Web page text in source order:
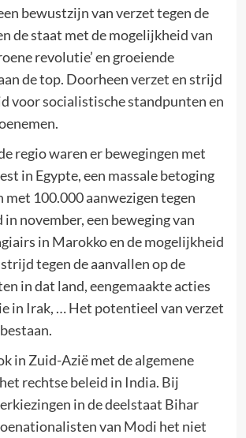
bewustzijn van verzet tegen de
de staat met de mogelijkheid van
revolutie’ en groeiende
de top. Doorheen verzet en strijd
voor socialistische standpunten en
regio waren er bewegingen met
in Egypte, een massale betoging
met 100.000 aanwezigen tegen
november, een beweging van
in Marokko en de mogelijkheid
tegen de aanvallen op de
in dat land, eengemaakte acties
in Irak, … Het potentieel van verzet
in Zuid-Azië met de algemene
rechtse beleid in India. Bij
in de deelstaat Bihar
van Modi het niet